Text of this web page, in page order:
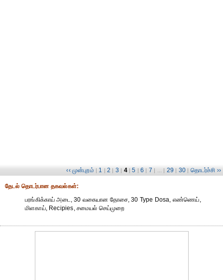
‹‹ முன்புறம் | 1 | 2 | 3 | 4 | 5 | 6 | 7 | ... | 29 | 30 | தொடர்ச்சி ››
தேட‌ல் தொட‌ர்பான தகவ‌ல்க‌ள்:
பரங்கிக்காய் அடை, 30 வகையான தோசை, 30 Type Dosa, எண்ணெய்,
மிளகாய், Recipies, சமையல் செய்முறை